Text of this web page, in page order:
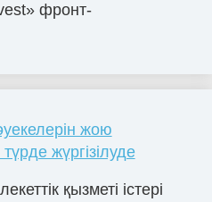
фронт-
жою
жүргізілуде
қызметі істері